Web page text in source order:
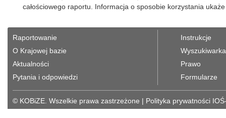
całościowego raportu. Informacja o sposobie korzystania
Raportowanie
O Krajowej bazie
Aktualności
Pytania i odpowiedzi
Instrukcje
Prawo
Formularze
© KOBiZE. Wszelkie prawa zastrzeżone | Polityka prywatności